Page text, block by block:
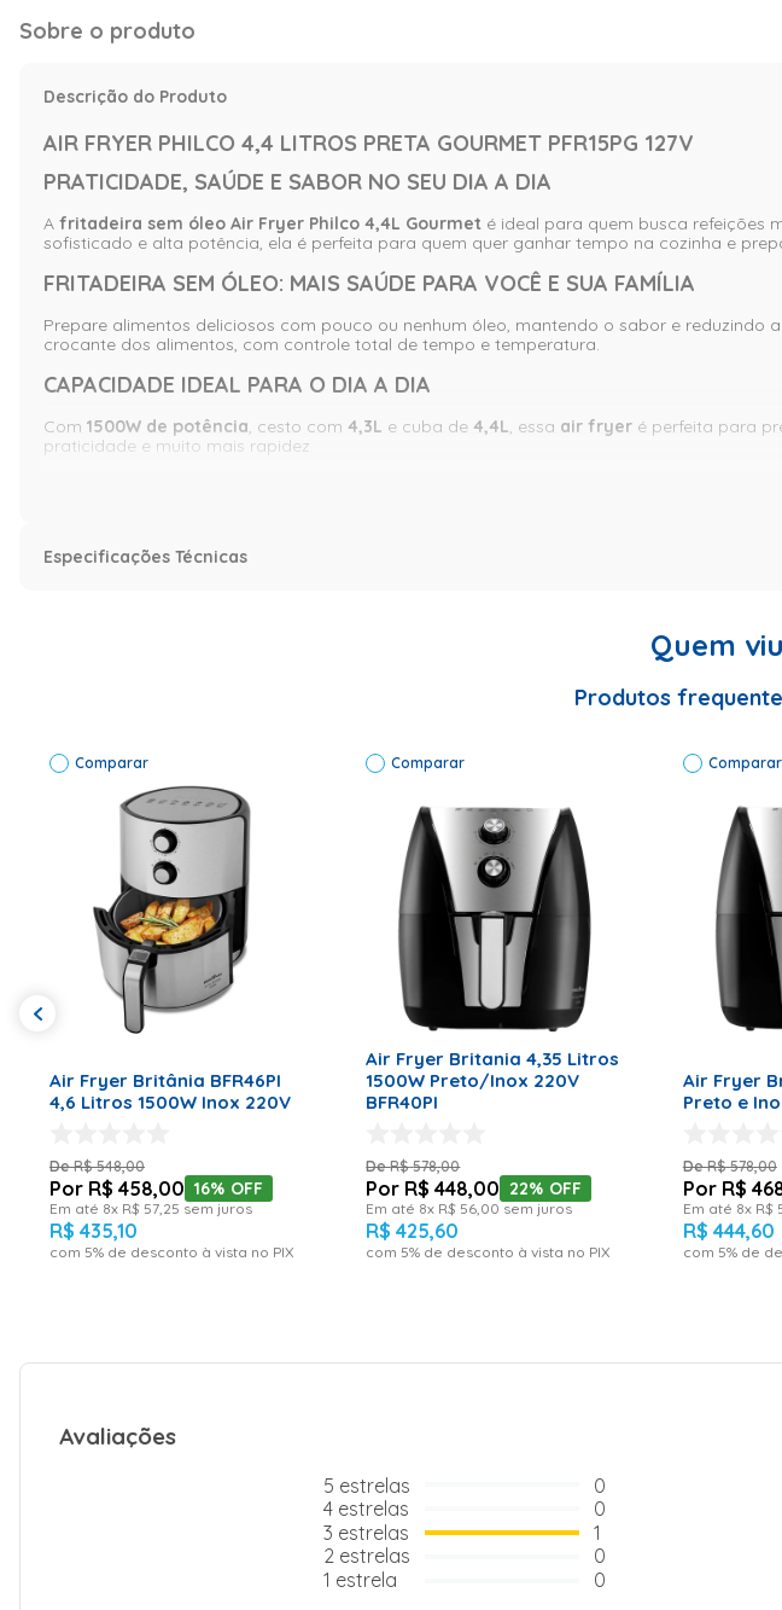
Sobre o produto
Descrição do Produto
AIR FRYER PHILCO 4,4 LITROS PRETA GOURMET PFR15PG 127V
PRATICIDADE, SAÚDE E SABOR NO SEU DIA A DIA
A fritadeira sem óleo Air Fryer Philco 4,4L Gourmet é ideal para quem busca refeições
sofisticado e alta potência, ela é perfeita para quem quer ganhar tempo na cozinha e
FRITADEIRA SEM ÓLEO: MAIS SAÚDE PARA VOCÊ E SUA FAMÍLIA
Prepare alimentos deliciosos com pouco ou nenhum óleo, mantendo o sabor e reduzindo
crocante dos alimentos, com controle total de tempo e temperatura.
CAPACIDADE IDEAL PARA O DIA A DIA
Com 1500W de potência, cesto com 4,3L e cuba de 4,4L, essa air fryer é perfeita para
praticidade e muito mais rapidez.
Timer de até 60 minutos com desligamento automático
que une praticidade, design e desempenho, o
Especificações Técnicas
Quem
Produtos
Comparar
ADICIONAR AO CARRINHO
Air Fryer Britânia BFR46PI
4,6 Litros 1500W Inox 220V
R$ 548,00
R$ 458,00 16% OFF
Em até 8x R$ 57 25 sem juros
R$ 435,10
com 5% de desconto à vista no PIX
Comparar
ADICIONAR AO CARRINHO
Air Fryer Britania 4,35 Litros
1500W Preto/Inox 220V
BFR40PI
R$ 578,00
R$ 448,00 22% OFF
Em até 8x R$ 56 00sem juros
R$ 425,60
com 5% de desconto à vista no PIX
Comparar
Air Fryer
Preto e
R$ 578,00
R$
Em até 8x R$
R$ 444,60
com 5% de
Avaliações
5 estrelas
4 estrelas
3 estrelas
2 estrelas
1 estrela
0
0
1
0
0